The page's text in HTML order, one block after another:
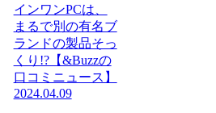
インワンPCは、
まるで別の有名ブ
ランドの製品そっ
くり!?【&Buzzの
口コミニュース】
2024.04.09